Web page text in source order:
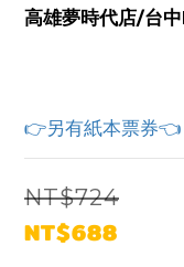
高雄夢時代店/台
👉另有紙本票券👈
NT$724
NT$688